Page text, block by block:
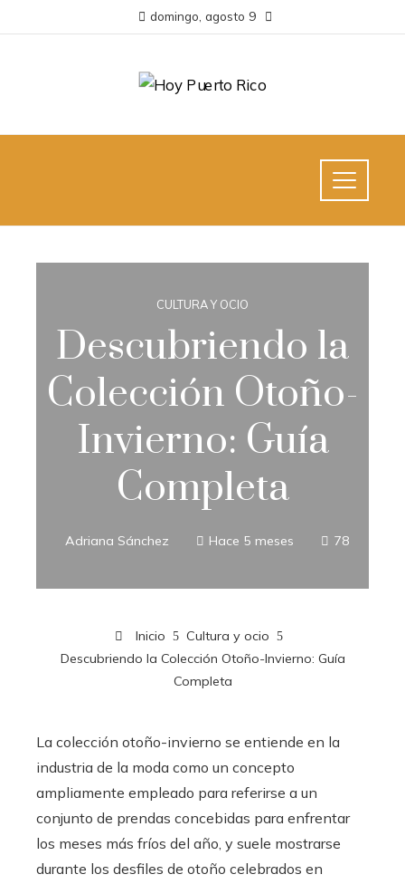
domingo, agosto 9
CULTURA Y OCIO
Descubriendo la
Colección Otoño-
Invierno: Guía
Completa
Adriana Sánchez Hace 5 meses 78
Inicio
Cultura y ocio
Descubriendo la Colección Otoño-Invierno: Guía
Completa
La colección otoño-invierno se entiende en la
industria de la moda como un concepto
ampliamente empleado para referirse a un
conjunto de prendas concebidas para enfrentar
los meses más fríos del año, y suele mostrarse
durante los desfiles de otoño celebrados en